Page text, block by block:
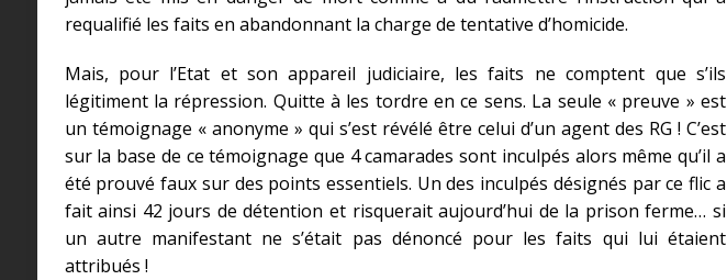
requalifié les faits en abandonnant la charge de tentative d’homicide.
Mais, pour l’Etat et son appareil judiciaire, les faits ne comptent que s’ils
légitiment la répression. Quitte à les tordre en ce sens. La seule « preuve » est
un témoignage « anonyme » qui s’est révélé être celui d’un agent des RG ! C’est
sur la base de ce témoignage que 4 camarades sont inculpés alors même qu’il a
été prouvé faux sur des points essentiels. Un des inculpés désignés par ce flic a
fait ainsi 42 jours de détention et risquerait aujourd’hui de la prison ferme… si
un autre manifestant ne s’était pas dénoncé pour les faits qui lui étaient
attribués !